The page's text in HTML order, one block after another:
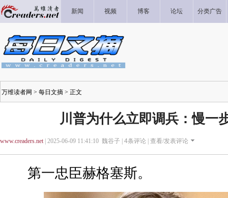
新闻 视频 博客 论坛 分类广告
万维读者网 > 每日文摘 > 正文
川普为什么立即调兵：慢一
www.creaders.net| 2025-06-09 11:41:10 魏谷子 | 4条评论 | 查看/发表评论
第一忠臣赫格塞斯。